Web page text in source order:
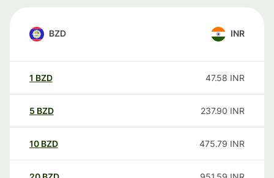
BZD INR
1 BZD 47.58 INR
5 BZD 237.90 INR
10 BZD 475.79 INR